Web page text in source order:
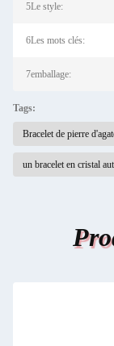
5Le style:
6Les mots clés:
7emballage:
Tags:
Bracelet de pierre
un bracelet en cristal